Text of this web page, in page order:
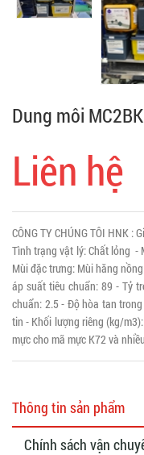
Dung môi
Liên hệ
CÔNG TY CHÚNG TÔI HNK
Tình trạng vật lý: Chất lỏng -
Mùi đặc trưng: Mùi hăng
áp suất tiêu chuẩn: 89 - Tỷ
chuẩn: 2.5 - Độ hòa tan
tin - Khối lượng riêng (kg/
mực cho mã mực K72 và
Thông tin sản phẩm
Chính sách vận